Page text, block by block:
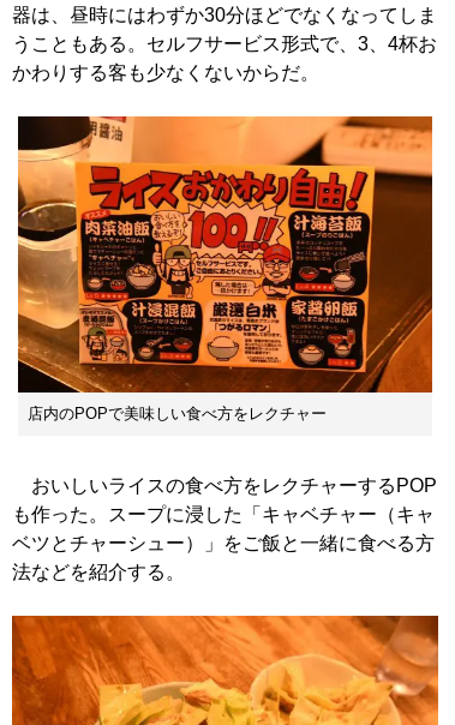
器は、昼時にはわずか30分ほどでなくなってしま
うこともある。セルフサービス形式で、3、4杯お
かわりする客も少なくないからだ。
店内のPOPで美味しい食べ方をレクチャー
おいしいライスの食べ方をレクチャーするPOP
も作った。スープに浸した「キャベチャー（キャ
ベツとチャーシュー）」をご飯と一緒に食べる方
法などを紹介する。